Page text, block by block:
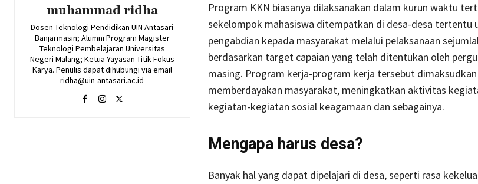
muhammad ridha
Dosen Teknologi Pendidikan UIN Antasari
Banjarmasin; Alumni Program Magister
Teknologi Pembelajaran Universitas
Negeri Malang; Ketua Yayasan Titik Fokus
Karya. Penulis dapat dihubungi via email
ridha@uin-antasari.ac.id
Program KKN biasanya dilaksanakan dalam kurun waktu
sekelompok mahasiswa ditempatkan di desa-desa tertentu
pengabdian kepada masyarakat melalui pelaksanaan
berdasarkan target capaian yang telah ditentukan oleh
masing. Program kerja-program kerja tersebut
memberdayakan masyarakat, meningkatkan aktivitas
kegiatan-kegiatan sosial keagamaan dan sebagainya.
Mengapa harus desa?
Banyak hal yang dapat dipelajari di desa, seperti rasa